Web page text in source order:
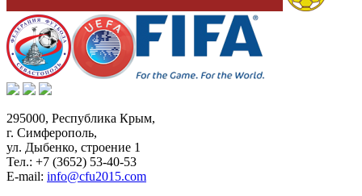
295000, Республика Крым,
г. Симферополь,
ул. Дыбенко, строение 1
Тел.: +7 (3652) 53-40-53
E-mail: info@cfu2015.com